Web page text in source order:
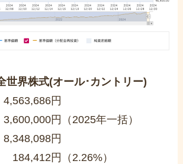
世界株式(オール･カントリー)
円
円（2025年一括）
円
円（2.26%）